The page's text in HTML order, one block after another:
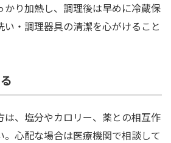
かり加熱し、調理後は早めに冷蔵保
・調理器具の清潔を心がけること
は、塩分やカロリー、薬との相互作
。心配な場合は医療機関で相談して